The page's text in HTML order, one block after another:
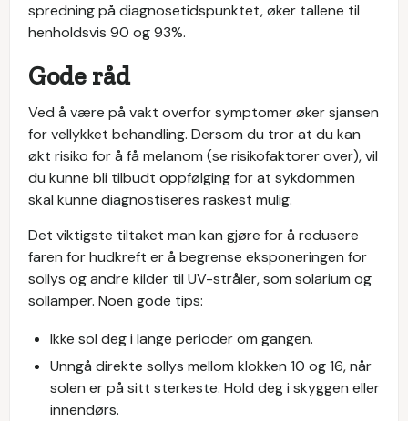
spredning på diagnosetidspunktet, øker tallene til
henholdsvis 90 og 93%.
Gode råd
Ved å være på vakt overfor symptomer øker sjansen
for vellykket behandling. Dersom du tror at du kan
økt risiko for å få melanom (se risikofaktorer over), vil
du kunne bli tilbudt oppfølging for at sykdommen
skal kunne diagnostiseres raskest mulig.
Det viktigste tiltaket man kan gjøre for å redusere
faren for hudkreft er å begrense eksponeringen for
sollys og andre kilder til UV-stråler, som solarium og
sollamper. Noen gode tips:
Ikke sol deg i lange perioder om gangen.
Unngå direkte sollys mellom klokken 10 og 16, når
solen er på sitt sterkeste. Hold deg i skyggen eller
innendørs.